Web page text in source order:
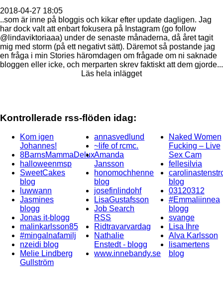
2018-04-27 18:05
..som är inne på bloggis och kikar efter update dagligen. Jag
har dock valt att enbart fokusera på Instagram (go follow
@lindaviktoriaaa) under de senaste månaderna, då året tagit
mig med storm (på ett negativt sätt). Däremot så postande jag
en fråga i min Stories häromdagen om frågade om ni saknade
bloggen eller icke, och merparten skrev faktiskt att dem gjorde...
Läs hela inlägget
Kontrollerade rss-flöden idag:
Kom igen
Johannes!
8BarnsMammaDelux
halloweenmsp
SweetCakes
blog
luwwann
Jasmines
blogg
Jonas it-blogg
malinkarlsson85
#mingalnafamilj
nzeidi blog
Melie Lindberg
Gullström
annasvedlund
~life of rcmc.
Amanda
Jansson
honomochhenne
blog
josefinlindohf
LisaGustafsson
Job Search
RSS
Ridtravarvardag
Nathalie
Enstedt - blogg
www.innebandy.se
Naked Women
Fucking – Live
Sex Cam
fellesilvia
blog
03120312
#Emmaliinnea
blogg
svange
Lisa Ihre
Alva Karlsson
lisamertens
blog